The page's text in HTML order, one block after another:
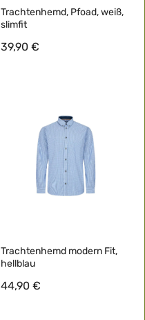
Trachtenhemd, Pfoad, weiß,
slimfit
39,90 €
Trachtenhemd modern Fit,
hellblau
44,90 €